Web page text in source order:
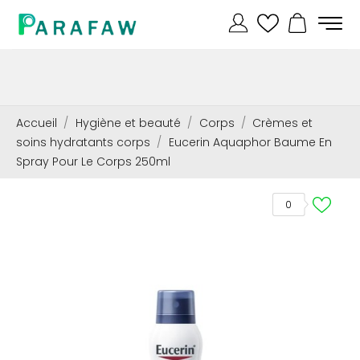
Accueil Hygiène et beauté Corps
Crèmes et
soins hydratants corps
Eucerin Aquaphor Baume En
Spray Pour Le Corps 250ml
0